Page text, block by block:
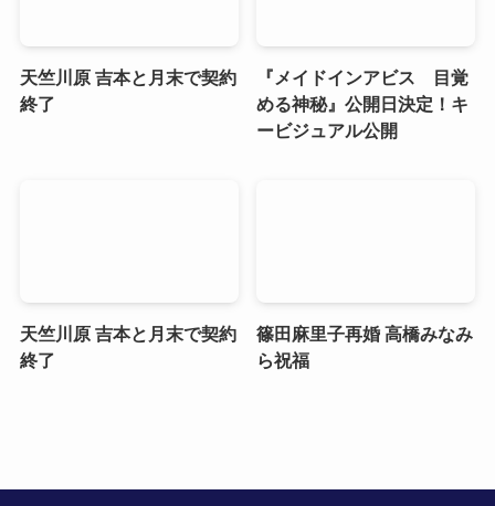
天竺川原 吉本と月末で契約
終了
『メイドインアビス 目覚
める神秘』公開日決定！キ
ービジュアル公開
天竺川原 吉本と月末で契約
終了
篠田麻里子再婚 高橋みなみ
ら祝福